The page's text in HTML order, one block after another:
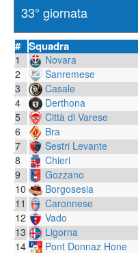
# Squadra
1 Novara
2
Sanremese
3
Casale
4
Derthona
5
Città di Varese
6
Bra
7
Sestri Levante
8
Chieri
9
Gozzano
10
Borgosesia
11
Caronnese
12
Vado
13
Ligorna
14
Pont Donnaz Hone